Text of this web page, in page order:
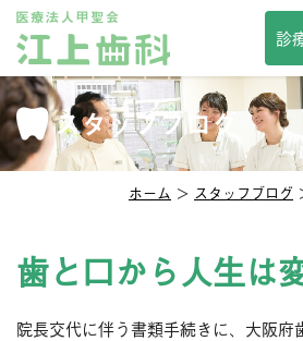
診
TOP
当院について
診療時間・方針
院長
スタッフ紹介
イン
院内紹介
アク
診察科目
予防歯科
口臭
スタッフブログ
〜
ホーム ＞ スタッフブログ
歯と口から人生は
院長交代に伴う書類手続きに、大阪府